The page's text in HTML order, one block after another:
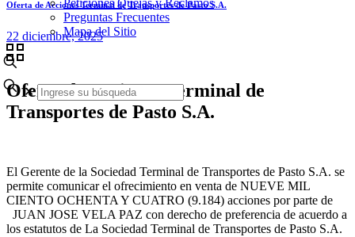
Peticiones Quejas y Reclamos
Preguntas Frecuentes
Mapa del Sitio
✕
Oferta de Acciones Terminal de Transportes de Pasto S.A.
22 diciembre, 2025
Oferta de Acciones Terminal de
Transportes de Pasto S.A.
El Gerente de la Sociedad Terminal de Transportes de Pasto S.A. se
permite comunicar el ofrecimiento en venta de NUEVE MIL
CIENTO OCHENTA Y CUATRO (9.184) acciones por parte de
JUAN JOSE VELA PAZ con derecho de preferencia de acuerdo a
los estatutos de La Sociedad Terminal de Transportes de Pasto S.A.